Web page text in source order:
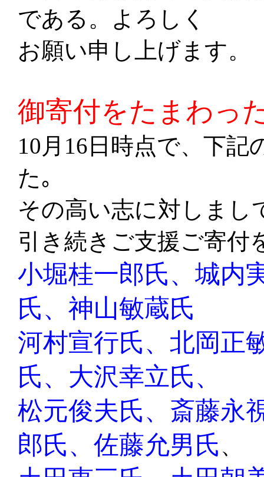
である。よろしく
お願い申し上げます。
御寄付をたまわっ
10月16日時点で、下
た｡
その高い志に対しまし
引き続きご支援ご寄付
小堀桂一郎氏、城内
氏、 神山敏蔵氏
河村宣行氏、 北岡正
氏、大沢幸立氏、
松元俊夫氏、斎藤永
郎氏、佐藤允男氏、